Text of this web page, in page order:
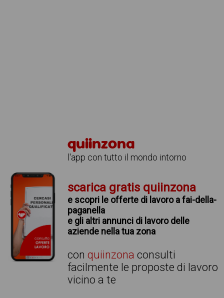
quiinzona
l'app con tutto il mondo intorno
scarica gratis quiinzona
e scopri le offerte di lavoro a fai-della-
paganella
e gli altri annunci di lavoro delle
aziende nella tua zona
conquiinzona consulti
facilmente le proposte di lavoro
vicino a te